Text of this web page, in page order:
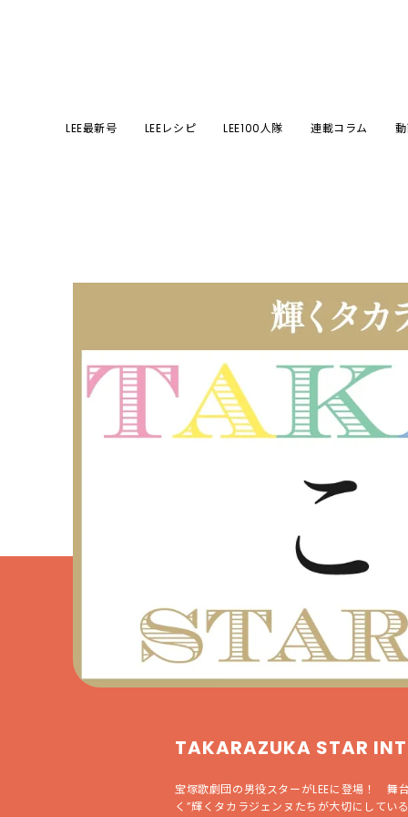
LEE最新号 LEEレシピ LEE100人隊 連載コラム
TAKARAZUKA STAR
宝塚歌劇団の男役スターがLEEに登場！ 舞
く”輝くタカラジェンヌたちが大切にしてい